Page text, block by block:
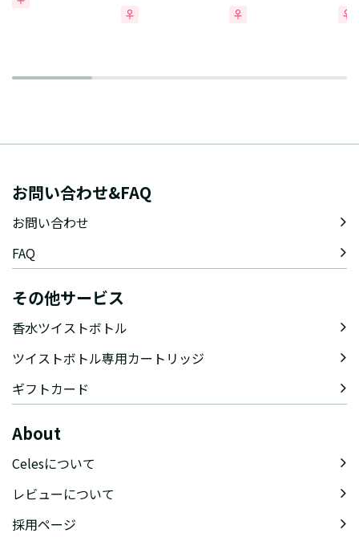
お問い合わせ&FAQ
お問い合わせ
FAQ
その他サービス
香水ツイストボトル
ツイストボトル専用カートリッジ
ギフトカード
About
Celesについて
レビューについて
採用ページ